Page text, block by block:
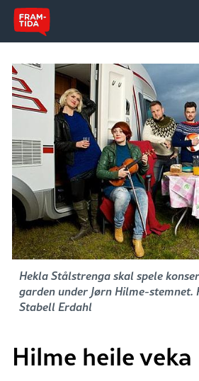
Hekla Stålstrenga skal spele
garden under Jørn Hilme-stemnet.
Stabell Erdahl
Hilme heile veka